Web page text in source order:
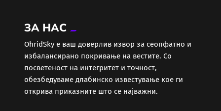
ЗА НАС
ОhridSky е ваш доверлив извор за сеопфатно и
избалансирано покривање на вестите. Со
посветеност на интегритет и точност,
обезбедуваме длабинско известување кое ги
открива приказните што се најважни.